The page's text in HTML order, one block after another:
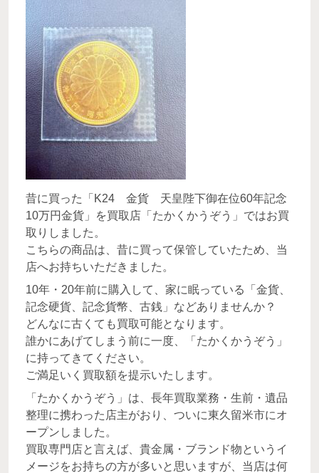
昔に買った「K24 金貨 天皇陛下御在位60年記念
10万円金貨」を買取店「たかくかうぞう」ではお買
取りしました。
こちらの商品は、昔に買って保管していたため、当
店へお持ちいただきました。
10年・20年前に購入して、家に眠っている「金貨、
記念硬貨、記念貨幣、古銭」などありませんか？
どんなに古くても買取可能となります。
誰かにあげてしまう前に一度、「たかくかうぞう」
に持ってきてください。
ご満足いく買取額を提示いたします。
「たかくかうぞう」は、長年買取業務・生前・遺品
整理に携わった店主がおり、ついに東久留米市にオ
ープンしました。
買取専門店と言えば、貴金属・ブランド物というイ
メージをお持ちの方が多いと思いますが、当店は何